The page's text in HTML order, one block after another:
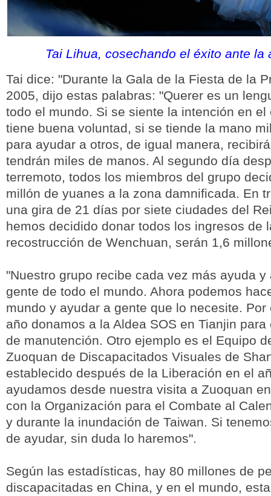
Tai Lihua, cosechando el éxito ante la
Tai dice: "Durante la Gala de la Fiesta de la
2005, dijo estas palabras: "Querer es un
todo el mundo. Si se siente la intención en el
tiene buena voluntad, si se tiende la mano
para ayudar a otros, de igual manera,
tendrán miles de manos. Al segundo día
terremoto, todos los miembros del grupo
millón de yuanes a la zona damnificada. En
una gira de 21 días por siete ciudades del
hemos decidido donar todos los ingresos de
recostrucción de Wenchuan, serán 1,6
"Nuestro grupo recibe cada vez más ayuda y
gente de todo el mundo. Ahora podemos
mundo y ayudar a gente que lo necesite. Por
año donamos a la Aldea SOS en Tianjin
de manutención. Otro ejemplo es el Equipo
Zuoquan de Discapacitados Visuales de
establecido después de la Liberación en el
ayudamos desde nuestra visita a Zuoquan
con la Organización para el Combate al
y durante la inundación de Taiwan. Si
de ayudar, sin duda lo haremos".
Según las estadísticas, hay 80 millones de
discapacitadas en China, y en el mundo,